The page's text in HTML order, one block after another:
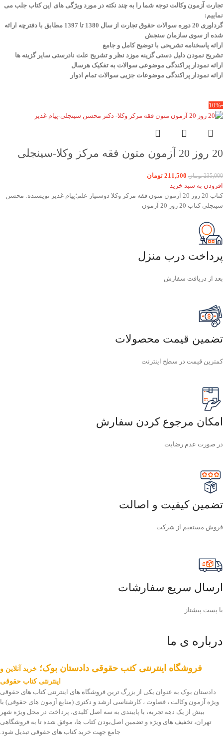
تجارت آزمون وکالت توجه شما را به چند نکته در مورد ویژگی های این کتاب جلب می
نماییم:
گرداوری 20 دوره سوالات حقوق تجارت از سال 1380 تا 1397 مطابق با دفترچه ارائه
شده از سوی سازمان سنجش
ارائه پاسخنامه تشریحی با توضیح کامل و جامع
تشریح نمودن دلیل دستی گزینه موزد نظر و تشریح علت نادرستی سایر گزینه ها
ارائه نمودار پراکندگی موضوعی سوالات به تفکیک هرسال
رائه نمودار پراکندگی موضوعات جزیی سوالات تمام ادوار
-10%
20 روز 20 آزمون متون فقه مرکز وکلا-سینجلی
235,000 تومان 211,500 تومان
افزودن به سبد خرید
کتاب 20 روز 20 آزمون متون فقه مرکز وکلا دوستیار علم؛پیام غدیر نویسنده: محسن
سینجلی کتاب 20 روز 20 آزمون
پرداخت درب منزل
بعد از دریافت سفارش
تضمین قیمت محصولات
کمترین قیمت در سطح اینترنت
امکان مرجوع کردن سفارش
در صورت عدم رضایت
تضمین کیفیت و اصالت
فروش مستقیم از شرکت
ارسال سریع سفارشات
با پست پیشتاز
درباره ی ما
فروشگاه اینترنتی کتب حقوقی دادستان بوک؛ خرید آنلاین و
اینترنتی کتاب حقوقی
دادستان بوک به عنوان یکی از بزرگ ترین فروشگاه های اینترنتی کتاب های حقوقی
ویژه آزمون وکالت ، قضاوت ، کارشناسی ارشد و دکتری (منابع آزمون های حقوقی) با
بیش از یک دهه تجربه، با پایبندی به سه اصل کلیدی، پرداخت در محل ویژه شهر
تهران، تخفیف های ویژه و تضمین اصل‌بودن کتاب ها، موفق شده تا به فروشگاهی
جامع جهت خرید کتاب های حقوقی تبدیل شود.